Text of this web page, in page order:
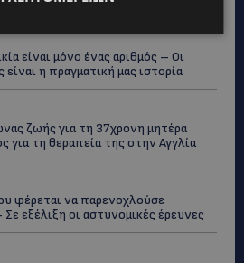
είναι μόνο ένας αριθμός – Οι
η πραγματική μας ιστορία
ζωής για τη 37χρονη μητέρα
για τη θεραπεία της στην Αγγλία
φέρεται να παρενοχλούσε
εξέλιξη οι αστυνομικές έρευνες